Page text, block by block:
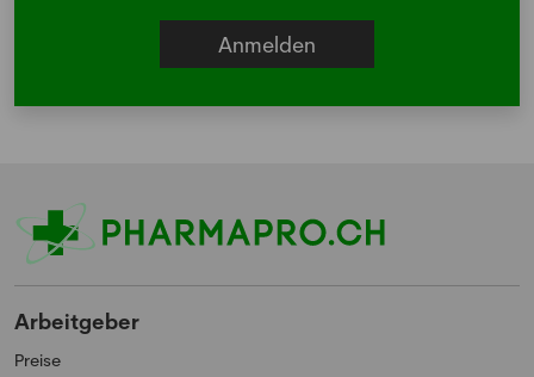
Arbeitgeber
Preise